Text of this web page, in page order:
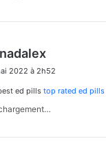
t
2022 à 2h52
ed pills top rated ed pills